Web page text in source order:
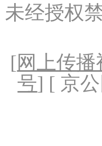
未经授权
[网上传
号] [ 京